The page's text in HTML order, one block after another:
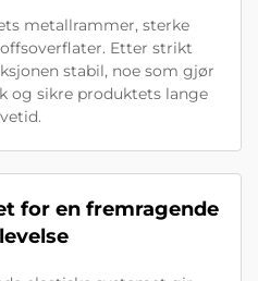
metallrammer, sterke
Etter strikt
stabil, noe som gjør
og sikre produktets lange
for en fremragende